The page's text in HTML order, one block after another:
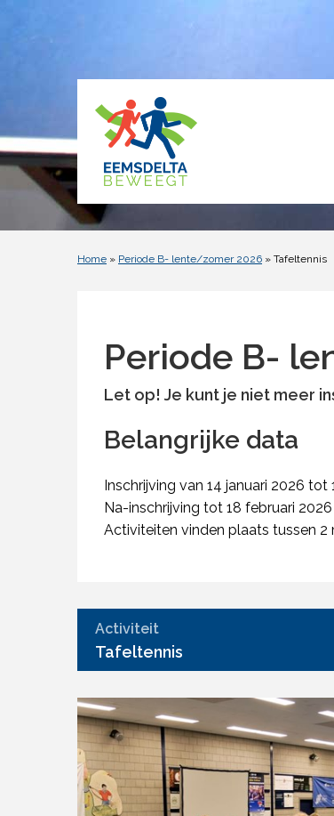
Home » Periode B- lente/zomer 2026 » Tafeltennis
Periode B-
Let op! Je kunt je niet meer
Belangrijke data
Inschrijving van 14 januari 2026 tot
Na-inschrijving tot 18 februari 2026
Activiteiten vinden plaats tussen 2
Activiteit
Tafeltennis